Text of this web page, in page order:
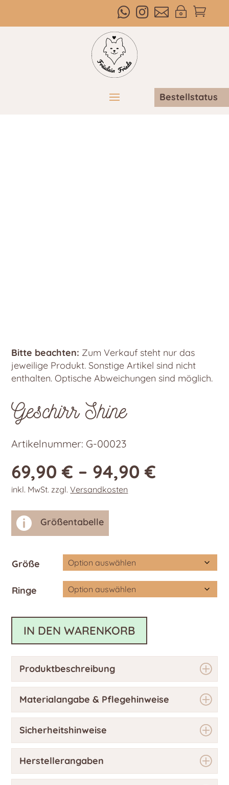

~



Bestellstatus
Bitte beachten: Zum Verkauf steht nur das
jeweilige Produkt. Sonstige Artikel sind nicht
enthalten. Optische Abweichungen sind möglich.
Geschirr Shine
Artikelnummer: G-00023
69,90€ – 94,90€
inkl. MwSt. zzgl.Versandkosten
 Größentabelle
Größe
Ringe
IN DEN WARENKORB
Produktbeschreibung
Materialangabe & Pflegehinweise
Sicherheitshinweise
Herstellerangaben